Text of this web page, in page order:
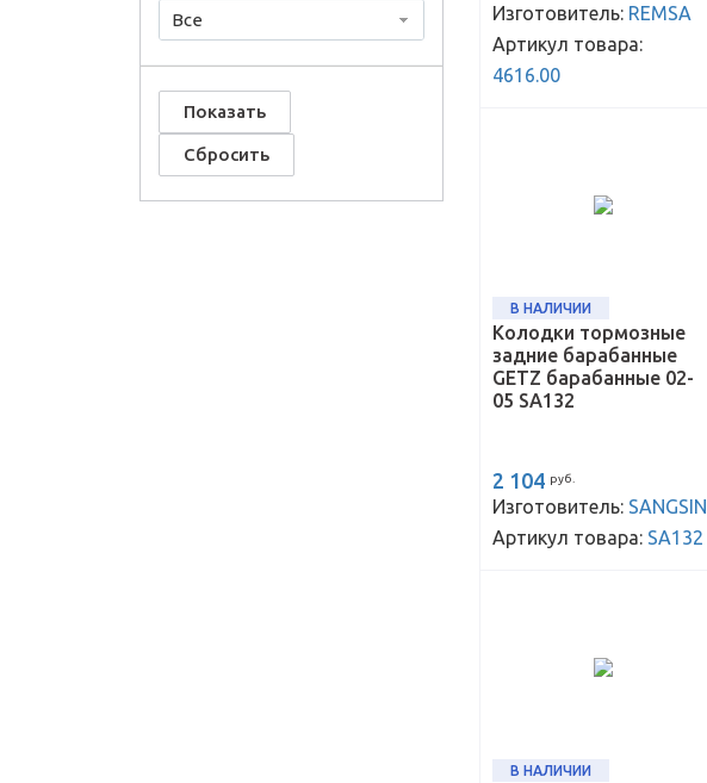
Все Изготовитель: REMSA
Артикул товара:
4616.00
В НАЛИЧИИ
Колодки тормозные
задние барабанные
GETZ барабанные 02-
05 SA132
2 104 руб.
Изготовитель: SANGSIN
Артикул товара: SA132
В НАЛИЧИИ